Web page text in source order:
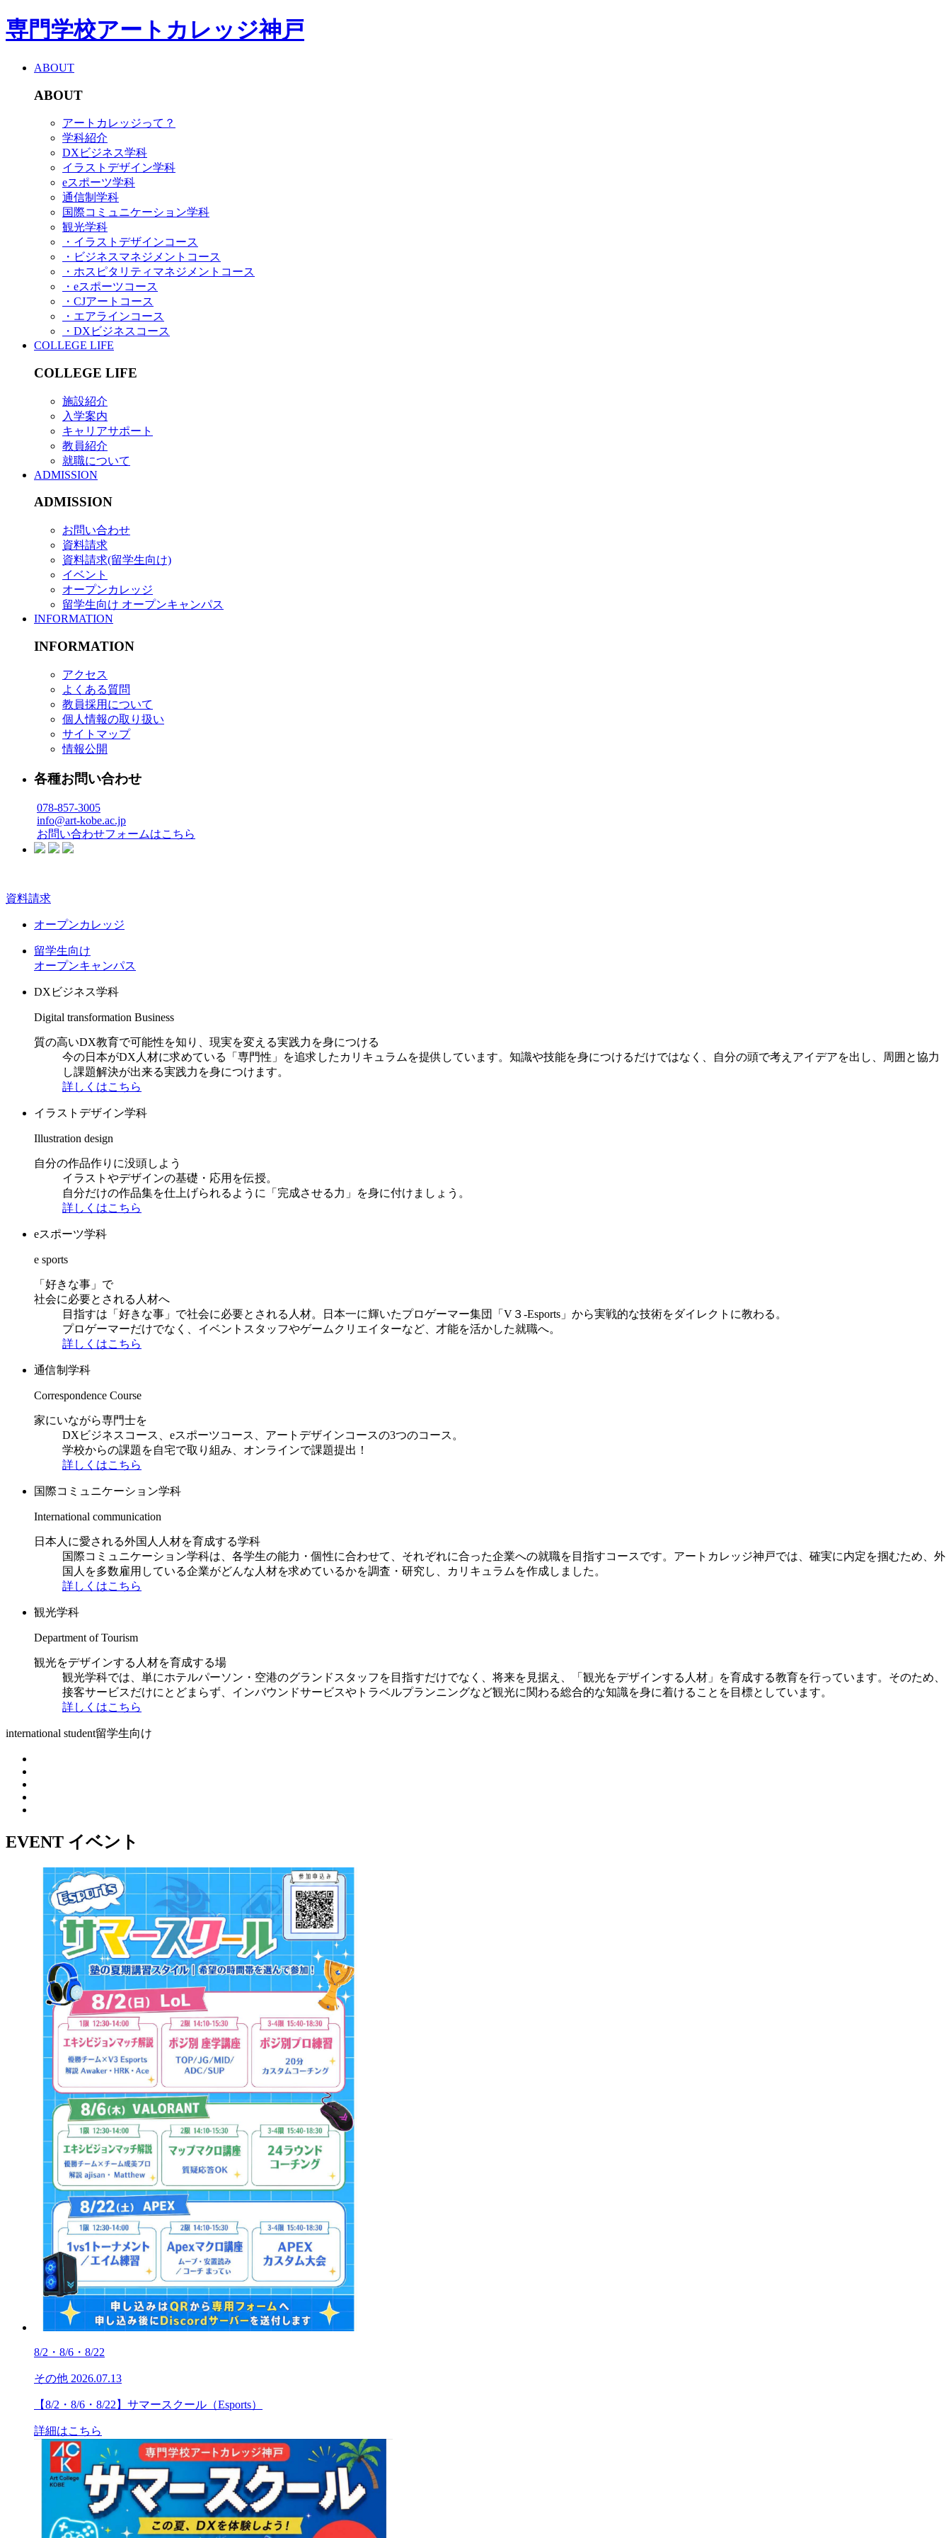
専門学校アートカレッジ神戸
ABOUT
ABOUT
アートカレッジって？
学科紹介
DXビジネス学科
イラストデザイン学科
eスポーツ学科
通信制学科
国際コミュニケーション学科
観光学科
・イラストデザインコース
・ビジネスマネジメントコース
・ホスピタリティマネジメントコース
・eスポーツコース
・CJアートコース
・エアラインコース
・DXビジネスコース
COLLEGE LIFE
COLLEGE LIFE
施設紹介
入学案内
キャリアサポート
教員紹介
就職について
ADMISSION
ADMISSION
お問い合わせ
資料請求
資料請求(留学生向け)
イベント
オープンカレッジ
留学生向け オープンキャンパス
INFORMATION
INFORMATION
アクセス
よくある質問
教員採用について
個人情報の取り扱い
サイトマップ
情報公開
各種お問い合わせ
078-857-3005
info@art-kobe.ac.jp
お問い合わせフォームはこちら
資料請求
オープンカレッジ
留学生向け
オープンキャンパス
DXビジネス学科
Digital transformation Business
質の高いDX教育で可能性を知り、現実を変える実践力を身につける
今の日本がDX人材に求めている「専門性」を追求したカリキュラムを提供しています。知識や技能を身につけるだけではなく、自分の頭で考えアイデアを出し、周囲と協力
し課題解決が出来る実践力を身につけます。
詳しくはこちら
イラストデザイン学科
Illustration design
自分の作品作りに没頭しよう
イラストやデザインの基礎・応用を伝授。
自分だけの作品集を仕上げられるように「完成させる力」を身に付けましょう。
詳しくはこちら
eスポーツ学科
e sports
「好きな事」で
社会に必要とされる人材へ
目指すは「好きな事」で社会に必要とされる人材。日本一に輝いたプロゲーマー集団「V３-Esports」から実戦的な技術をダイレクトに教わる。
プロゲーマーだけでなく、イベントスタッフやゲームクリエイターなど、才能を活かした就職へ。
詳しくはこちら
通信制学科
Correspondence Course
家にいながら専門士を
DXビジネスコース、eスポーツコース、アートデザインコースの3つのコース。
学校からの課題を自宅で取り組み、オンラインで課題提出！
詳しくはこちら
国際コミュニケーション学科
International communication
日本人に愛される外国人人材を育成する学科
国際コミュニケーション学科は、各学生の能力・個性に合わせて、それぞれに合った企業への就職を目指すコースです。アートカレッジ神戸では、確実に内定を掴むため、外
国人を多数雇用している企業がどんな人材を求めているかを調査・研究し、カリキュラムを作成しました。
詳しくはこちら
観光学科
Department of Tourism
観光をデザインする人材を育成する場
観光学科では、単にホテルパーソン・空港のグランドスタッフを目指すだけでなく、将来を見据え、「観光をデザインする人材」を育成する教育を行っています。そのため、
接客サービスだけにとどまらず、インバウンドサービスやトラベルプランニングなど観光に関わる総合的な知識を身に着けることを目標としています。
詳しくはこちら
international student留学生向け
EVENT イベント
8/2・8/6・8/22
その他 2026.07.13
【8/2・8/6・8/22】サマースクール（Esports）
詳細はこちら